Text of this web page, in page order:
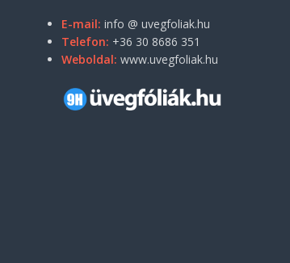
E-mail: info @ uvegfoliak.hu
Telefon: +36 30 8686 351
Weboldal: www.uvegfoliak.hu